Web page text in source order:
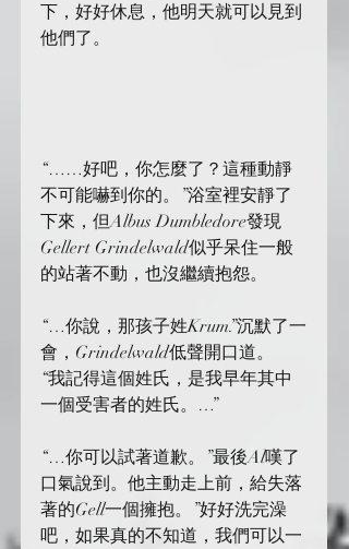
下，好好休息，他明天就可以見到
他們了。
“……好吧，你怎麼了？這種動靜
不可能嚇到你的。”浴室裡安靜了
下來，但Albus Dumbledore發現
Gellert Grindelwald似乎呆住一般
的站著不動，也沒繼續抱怨。
“…你說，那孩子姓Krum.”沉默了一
會，Grindelwald低聲開口道。
“我記得這個姓氏，是我早年其中
一個受害者的姓氏。…”
“…你可以試著道歉。”最後Al嘆了
口氣說到。他主動走上前，給失落
著的Gell一個擁抱。”好好洗完澡
吧，如果真的不知道，我們可以一